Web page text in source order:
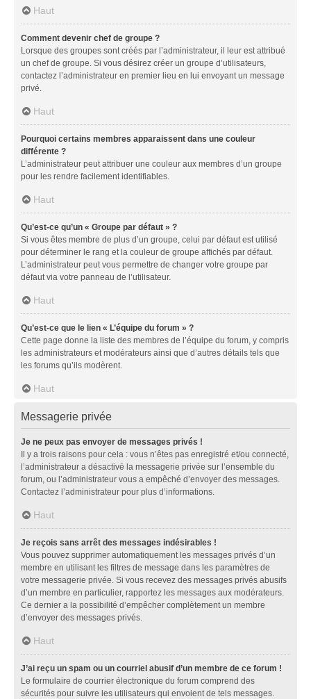
Haut
Comment devenir chef de groupe ?
Lorsque des groupes sont créés par l’administrateur, il leur est attribué
un chef de groupe. Si vous désirez créer un groupe d’utilisateurs,
contactez l’administrateur en premier lieu en lui envoyant un message
privé.
Haut
Pourquoi certains membres apparaissent dans une couleur
différente ?
L’administrateur peut attribuer une couleur aux membres d’un groupe
pour les rendre facilement identifiables.
Haut
Qu’est-ce qu’un « Groupe par défaut » ?
Si vous êtes membre de plus d’un groupe, celui par défaut est utilisé
pour déterminer le rang et la couleur de groupe affichés par défaut.
L’administrateur peut vous permettre de changer votre groupe par
défaut via votre panneau de l’utilisateur.
Haut
Qu’est-ce que le lien « L’équipe du forum » ?
Cette page donne la liste des membres de l’équipe du forum, y compris
les administrateurs et modérateurs ainsi que d’autres détails tels que
les forums qu’ils modèrent.
Haut
Messagerie privée
Je ne peux pas envoyer de messages privés !
Il y a trois raisons pour cela : vous n’êtes pas enregistré et/ou connecté,
l’administrateur a désactivé la messagerie privée sur l’ensemble du
forum, ou l’administrateur vous a empêché d’envoyer des messages.
Contactez l’administrateur pour plus d’informations.
Haut
Je reçois sans arrêt des messages indésirables !
Vous pouvez supprimer automatiquement les messages privés d’un
membre en utilisant les filtres de message dans les paramètres de
votre messagerie privée. Si vous recevez des messages privés abusifs
d’un membre en particulier, rapportez les messages aux modérateurs.
Ce dernier a la possibilité d’empêcher complètement un membre
d’envoyer des messages privés.
Haut
J’ai reçu un spam ou un courriel abusif d’un membre de ce forum !
Le formulaire de courrier électronique du forum comprend des
sécurités pour suivre les utilisateurs qui envoient de tels messages.